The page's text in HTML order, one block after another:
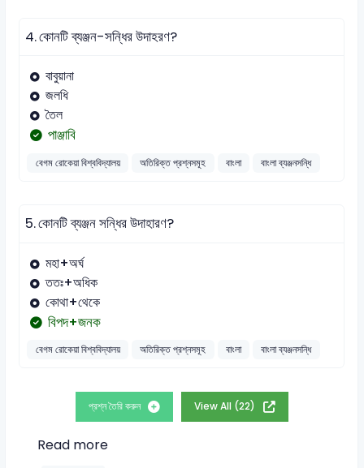
4.কোনটি ব্যঞ্জন-সন্ধির উদাহরণ?
বাবুয়ানা
জলধি
তৈল
পাঞ্জাবি
বেগম রোকেয়া বিশ্ববিদ্যালয় অতিরিক্ত প্রশ্নসমূহ বাংলা বাংলা ব্যঞ্জনসন্ধি
5.কোনটি ব্যঞ্জন সন্ধির উদাহারণ?
মহা+অর্ঘ
ততঃ+অধিক
কোথা+থেকে
বিপদ+জনক
বেগম রোকেয়া বিশ্ববিদ্যালয় অতিরিক্ত প্রশ্নসমূহ বাংলা বাংলা ব্যঞ্জনসন্ধি
প্রশ্ন তৈরি করুন View All (22)
Read more